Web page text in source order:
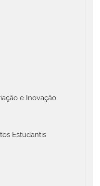
e Inovação
Estudantis